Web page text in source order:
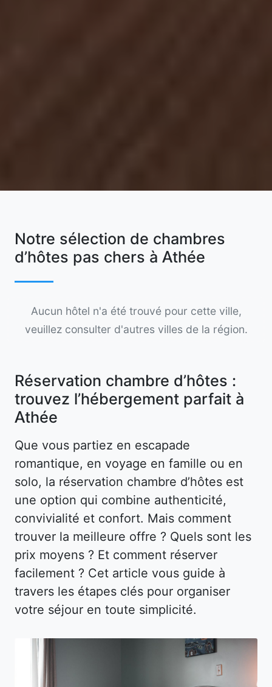
Notre sélection de chambres
d’hôtes pas chers à Athée
Aucun hôtel n'a été trouvé pour cette ville,
veuillez consulter d'autres villes de la région.
Réservation chambre d’hôtes :
trouvez l’hébergement parfait à
Athée
Que vous partiez en escapade
romantique, en voyage en famille ou en
solo, la réservation chambre d’hôtes est
une option qui combine authenticité,
convivialité et confort. Mais comment
trouver la meilleure offre ? Quels sont les
prix moyens ? Et comment réserver
facilement ? Cet article vous guide à
travers les étapes clés pour organiser
votre séjour en toute simplicité.